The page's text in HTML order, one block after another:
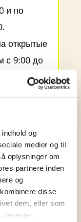
og
medier og til
oplysninger om
partnere inden
og
disse
dem, eller som
tjenester.
и по
открытые
с 9:00 до
на